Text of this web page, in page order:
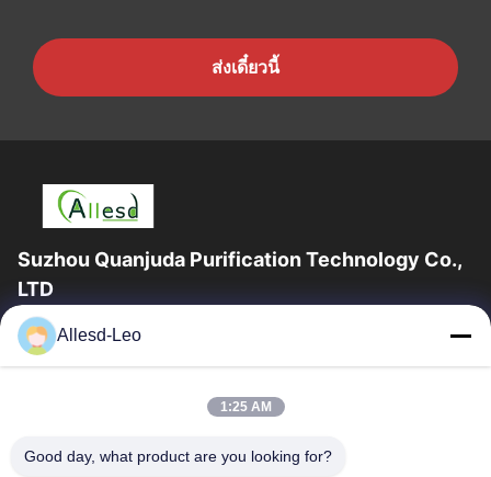
ส่งเดี๋ยวนี้
Suzhou Quanjuda Purification Technology Co.,
LTD
ประสบการณ์ 16 ปี ในฐานะผู้ผลิตและผู้ส่งออกผลิตภัณฑ์ ESD &
Cleanroom ชั้นนำ เราขอเสนออุปกรณ์และวัสดุสิ้นเปลือง ESD &
บ้าน
สินค้า
Allesd-Leo
1:25 AM
Good day, what product are you looking for?